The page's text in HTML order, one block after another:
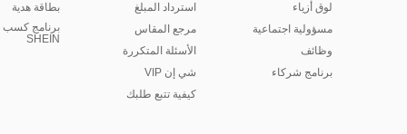
لوق أزياء
مسؤولية اجتماعية
وظائف
برنامج شركاء
استرداد المبلغ
مرجع المقاس
الأسئلة المتكررة
شي إن VIP
كيفية تتبع طلبك
بطاقة هدية
برنامج كسب
SHEIN